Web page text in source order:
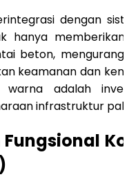
dengan
hanya
beton,
keamanan dan
warna adalah
infrastruktur